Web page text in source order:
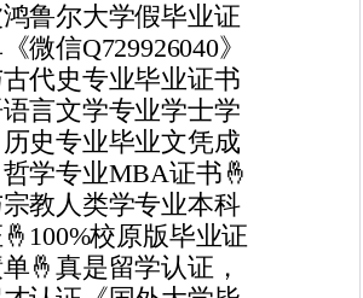
鲁尔大学假毕业证
微信Q729926040》
代史专业毕业证书
言文学专业学士学
史专业毕业文凭成
学专业MBA证书🤞
教人类学专业本科
校原版毕业证
🤞真是留学认证，